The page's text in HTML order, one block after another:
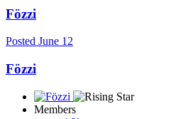
Fözzi
Posted June 12
Fözzi
Members